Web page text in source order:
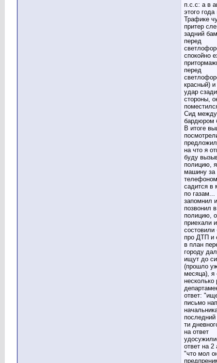
п.с.с: а в
этого
Трафике
притер
задний
перед
спокойно
перед
красный)
удар
стороны,
Сид
бардюром
В итоге
на что я
буду
полицию,
машину за
садится в
по
запомнил и
позвонил в
полицию,
приехали и
состовили
про ДТП и
в план
городу
ищут до
(прошло
месяца), я
несколько
ответ:
письмо
ти
на ответ
ответ на 2
"что мол